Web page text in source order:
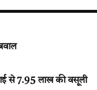
से 7.95 लाख की वसूली